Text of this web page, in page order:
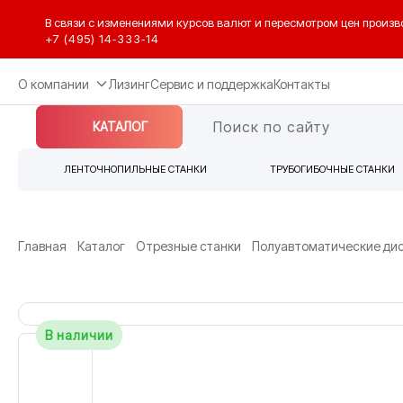
В связи с изменениями курсов валют и пересмотром цен
+7 (495) 14‑333‑14
О компании ЛизингСервис и поддержкаКонтакты
КАТАЛОГ
ЛЕНТОЧНОПИЛЬНЫЕ СТАНКИ ТРУБОГИБОЧНЫЕ СТАНКИ
Главная Каталог Отрезные станки Полуавтоматические
В наличии